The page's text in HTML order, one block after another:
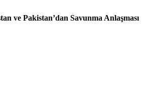
ve Pakistan’dan Savunma Anlaşması